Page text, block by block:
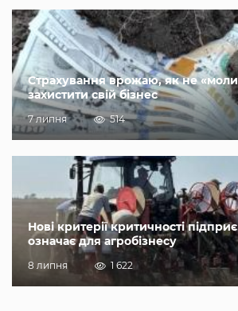
Страхування врожаю, як не
захистити свій бізнес
7 липня 514
Нові критерії критичності
означає для агробізнесу
8 липня 1 622